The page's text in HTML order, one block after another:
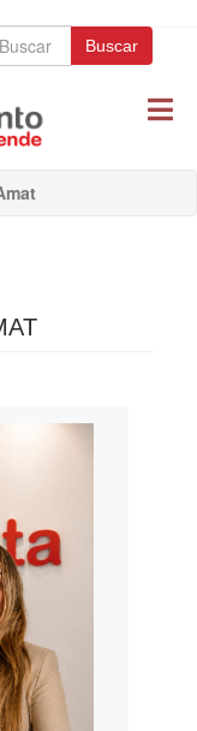
BuscarBuscar